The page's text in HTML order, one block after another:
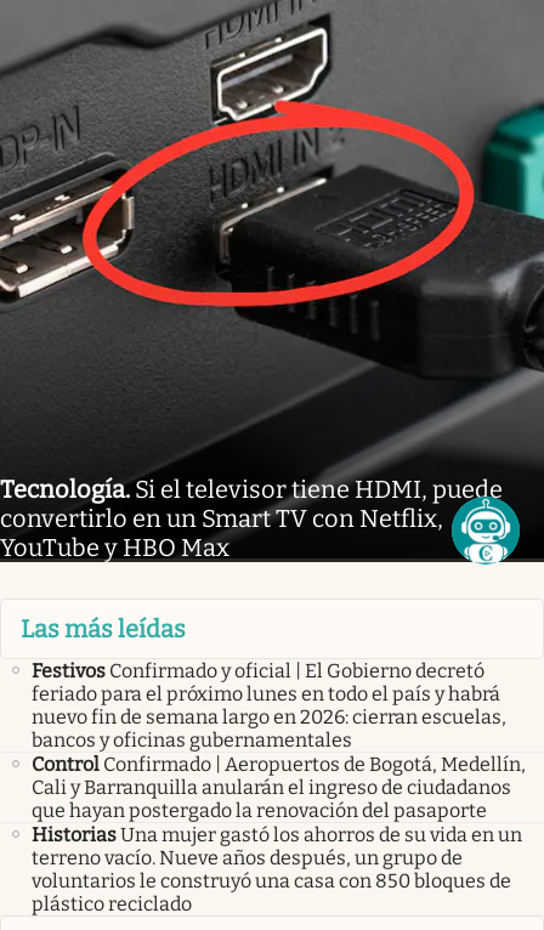
Tecnología.Si el televisor tiene HDMI, puede
convertirlo en un Smart TV con Netflix,
YouTube y HBO Max
Las más leídas
Festivos Confirmado y oficial | El Gobierno decretó
feriado para el próximo lunes en todo el país y habrá
nuevo fin de semana largo en 2026: cierran escuelas,
bancos y oficinas gubernamentales
Control Confirmado | Aeropuertos de Bogotá, Medellín,
Cali y Barranquilla anularán el ingreso de ciudadanos
que hayan postergado la renovación del pasaporte
HistoriasUna mujer gastó los ahorros de su vida en un
terreno vacío. Nueve años después, un grupo de
voluntarios le construyó una casa con 850 bloques de
plástico reciclado